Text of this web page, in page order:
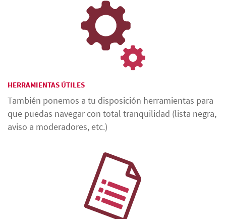
HERRAMIENTAS ÚTILES
También ponemos a tu disposición herramientas para
que puedas navegar con total tranquilidad (lista negra,
aviso a moderadores, etc.)